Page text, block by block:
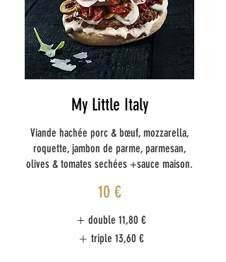
My Little Italy
Viande hachée porc & bœuf, mozzarella,
roquette, jambon de parme, parmesan,
olives & tomates sechées +sauce maison.
10 €
double 11,80 €
triple 13,60 €